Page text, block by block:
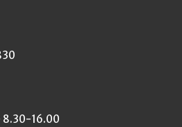
16.00